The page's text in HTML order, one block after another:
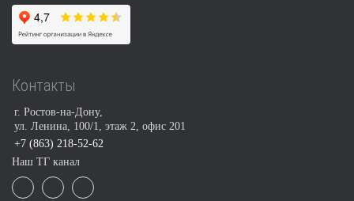
Контакты
г. Ростов-на-Дону,
ул. Ленина, 100/1, этаж 2, офис 201
+7 (863) 218-52-62
Наш ТГ канал